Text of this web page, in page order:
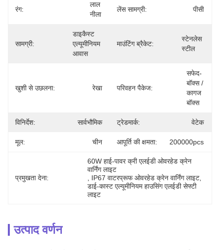
रंग:
लाल
नीला
लेंस सामग्री: पीसी
सामग्री:
डाइकैस्ट
एल्यूमीनियम
आवास
माउंटिंग ब्रैकेट:
स्टेनलेस
स्टील
खुशी से उछलना: रेखा परिवहन पैकेज:
सफेद-
बॉक्स /
कागज
बॉक्स
विनिर्देश: सार्वभौमिक ट्रेडमार्क: वेटेक
मूल: चीन आपूर्ति की क्षमता: 200000pcs
प्रमुखता देना:
60W हाई-पावर क्री एलईडी ओवरहेड क्रेन
वार्निंग लाइट
IP67 वाटरप्रूफ ओवरहेड क्रेन वार्निंग लाइट
डाई-कास्ट एल्यूमीनियम हाउसिंग एलईडी सेफ्टी
लाइट
उत्पाद वर्णन